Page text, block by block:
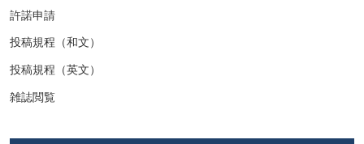
許諾申請
投稿規程（和文）
投稿規程（英文）
雑誌閲覧